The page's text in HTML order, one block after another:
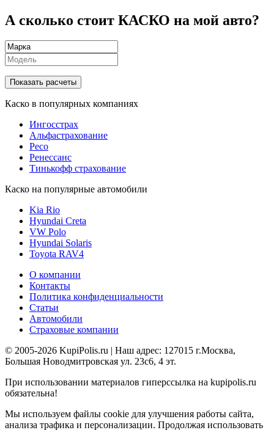
А сколько стоит КАСКО на мой авто?
Показать расчеты
Каско в популярных компаниях
Ингосстрах
Альфастрахование
Ресо
Ренессанс
Тинькофф страхование
Каско на популярные автомобили
Kia Rio
Hyundai Creta
VW Polo
Hyundai Solaris
Toyota RAV4
О компании
Контакты
Политика конфиденциальности
Статьи
Автомобили
Страховые компании
© 2005-2026 KupiPolis.ru | Наш адрес: 127015 г.Москва,
Большая Новодмитровская ул. 23с6, 4 эт.
При использовании материалов гиперссылка на kupipolis.ru
обязательна!
Мы используем файлы cookie для улучшения работы сайта,
анализа трафика и персонализации. Продолжая использовать